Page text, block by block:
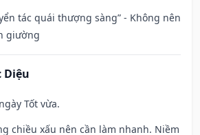
tác quái thượng sàng” - Không nên
giường
Diệu
Tốt vừa.
chiều xấu nên cần làm nhanh. Niềm